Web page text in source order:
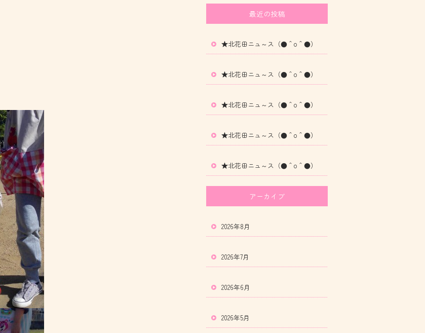
最近の投稿
★北花田ニュ～ス（●＾o＾●）
★北花田ニュ～ス（●＾o＾●）
★北花田ニュ～ス（●＾o＾●）
★北花田ニュ～ス（●＾o＾●）
★北花田ニュ～ス（●＾o＾●）
アーカイブ
2026年8月
2026年7月
2026年6月
2026年5月